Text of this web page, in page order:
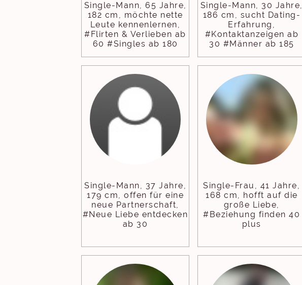
Single-Mann, 65 Jahre,
182 cm, möchte nette
Leute kennenlernen,
#Flirten & Verlieben ab
60 #Singles ab 180
Single-Mann, 30 Jahre,
186 cm, sucht Dating-
Erfahrung,
#Kontaktanzeigen ab
30 #Männer ab 185
Single-Mann, 37 Jahre,
179 cm, offen für eine
neue Partnerschaft,
#Neue Liebe entdecken
ab 30
Single-Frau, 41 Jahre,
168 cm, hofft auf die
große Liebe,
#Beziehung finden 40
plus